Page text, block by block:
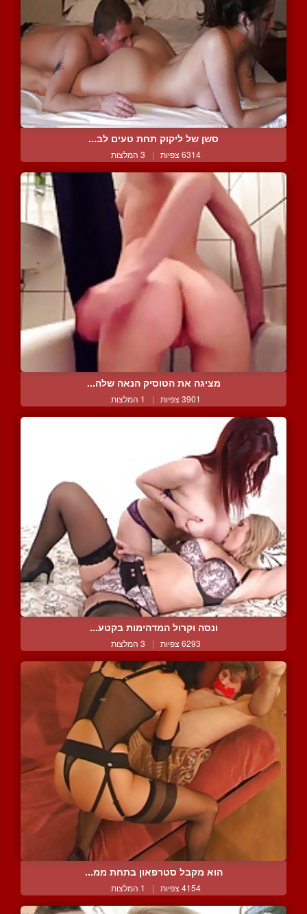
סשן של ליקוק תחת טעים לב...
6314 צפיות | 3 המלצות
מציגה את הטוסיק הנאה שלה...
3901 צפיות | 1 המלצות
ונסה וקרול המדהימות בקטע...
6293 צפיות | 3 המלצות
הוא מקבל סטרפאון בתחת ממ...
4154 צפיות | 1 המלצות